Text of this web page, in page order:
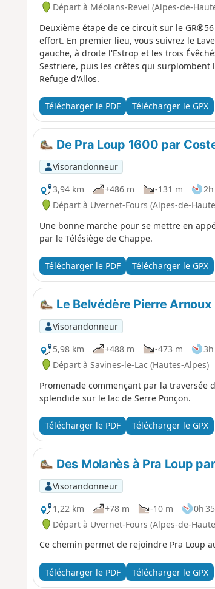
Départ à Méolans-Revel (Alpes-de-
Deuxième étape de ce circuit sur le
effort. En premier lieu, vous suivrez le
gauche, à droite l'Estrop et les trois
Sestriere, puis les crêtes qui surplombent
Refuge d'Allos.
Télécharger le PDF Télécharger le GPX
De Pra Loup 1600 par
Visorandonneur
3,94 km
+486 m -131 m 2h
Départ à Uvernet-Fours (Alpes-de-
Une bonne marche pour se mettre en
par le Télésiège de Chappe.
Télécharger le PDF Télécharger le GPX
Le Belvédère Pierre Arnoux
Visorandonneur
5,98 km
+488 m -473 m 3h
Départ à Savines-le-Lac (Hautes-Alpes)
Promenade commençant par la
splendide sur le lac de Serre Ponçon.
Télécharger le PDF Télécharger le GPX
Des Molanès à Pra Loup
Visorandonneur
1,22 km
+78 m -10 m 0h 35
Départ à Uvernet-Fours (Alpes-de-
Ce chemin permet de rejoindre Pra Loup
Télécharger le PDF Télécharger le GPX